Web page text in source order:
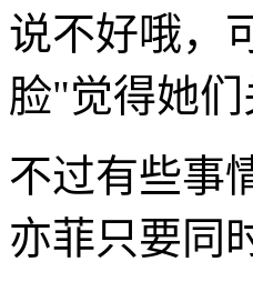
说不好哦，
脸"觉得她
不过有些事
亦菲只要同